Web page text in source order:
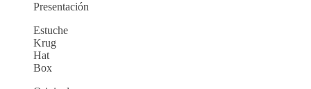
Presentación
Estuche
Krug
Hat
Box